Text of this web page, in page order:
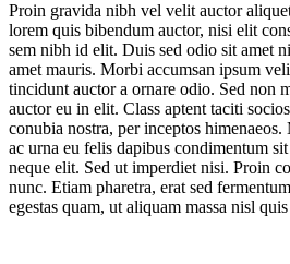
Proin gravida nibh vel velit auctor
lorem quis bibendum auctor, nisi elit
sem nibh id elit. Duis sed odio sit amet
amet mauris. Morbi accumsan ipsum
tincidunt auctor a ornare odio. Sed non
auctor eu in elit. Class aptent taciti
conubia nostra, per inceptos
ac urna eu felis dapibus condimentum
neque elit. Sed ut imperdiet nisi. Proin
nunc. Etiam pharetra, erat sed
egestas quam, ut aliquam massa nisl